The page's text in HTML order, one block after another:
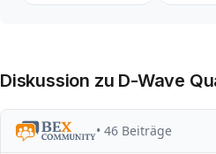
Diskussion zu D-Wave